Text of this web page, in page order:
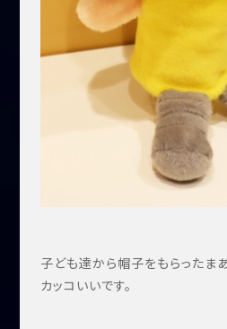
子ども達から帽子をもらったま
カッコいいです。